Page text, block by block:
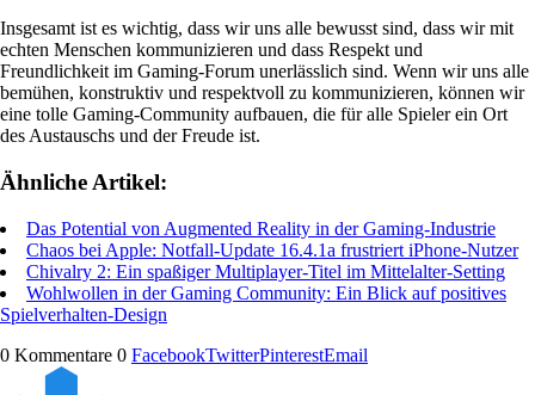
Insgesamt ist es wichtig, dass wir uns alle bewusst sind, dass wir mit
echten Menschen kommunizieren und dass Respekt und
Freundlichkeit im Gaming-Forum unerlässlich sind. Wenn wir uns alle
bemühen, konstruktiv und respektvoll zu kommunizieren, können wir
eine tolle Gaming-Community aufbauen, die für alle Spieler ein Ort
des Austauschs und der Freude ist.
Ähnliche Artikel:
Das Potential von Augmented Reality in der Gaming-Industrie
Chaos bei Apple: Notfall-Update 16.4.1a frustriert iPhone-Nutzer
Chivalry 2: Ein spaßiger Multiplayer-Titel im Mittelalter-Setting
Wohlwollen in der Gaming Community: Ein Blick auf positives
Spielverhalten-Design
0 Kommentare 0 FacebookTwitterPinterestEmail